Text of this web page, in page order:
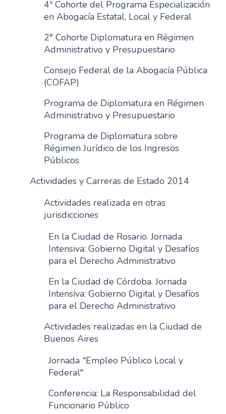
4º Cohorte del Programa Especialización
en Abogacía Estatal, Local y Federal
2° Cohorte Diplomatura en Régimen
Administrativo y Presupuestario
Consejo Federal de la Abogacía Pública
(COFAP)
Programa de Diplomatura en Régimen
Administrativo y Presupuestario
Programa de Diplomatura sobre
Régimen Jurídico de los Ingresos
Públicos
Actividades y Carreras de Estado 2014
Actividades realizada en otras
jurisdicciones
En la Ciudad de Rosario. Jornada
Intensiva: Gobierno Digital y Desafíos
para el Derecho Administrativo
En la Ciudad de Córdoba. Jornada
Intensiva: Gobierno Digital y Desafíos
para el Derecho Administrativo
Actividades realizadas en la Ciudad de
Buenos Aires
Jornada "Empleo Público Local y
Federal"
Conferencia: La Responsabilidad del
Funcionario Público